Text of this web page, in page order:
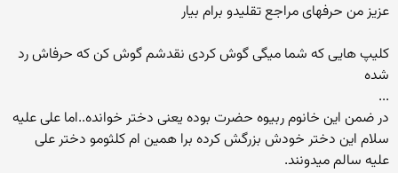
عزیز من حرفهای مراجع تقلیدو برام بیار
کلیپ هایی که شما میگی گوش کردی نقدشم گوش کن که حرفاش رد
شده
...
در ضمن این خانوم ربیوه حضرت بوده یعنی دختر خوانده..اما علی علیه
سلام این دختر خودش بزرگش کرده برا همین ام کلثومو دختر علی
علیه سالم میدونند.